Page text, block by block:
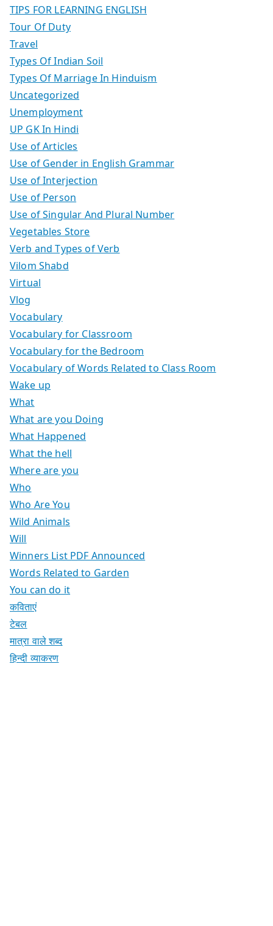
TIPS FOR LEARNING ENGLISH
Tour Of Duty
Travel
Types Of Indian Soil
Types Of Marriage In Hinduism
Uncategorized
Unemployment
UP GK In Hindi
Use of Articles
Use of Gender in English Grammar
Use of Interjection
Use of Person
Use of Singular And Plural Number
Vegetables Store
Verb and Types of Verb
Vilom Shabd
Virtual
Vlog
Vocabulary
Vocabulary for Classroom
Vocabulary for the Bedroom
Vocabulary of Words Related to Class Room
Wake up
What
What are you Doing
What Happened
What the hell
Where are you
Who
Who Are You
Wild Animals
Will
Winners List PDF Announced
Words Related to Garden
You can do it
कविताएं
टेबल
मात्रा वाले शब्द
हिन्दी व्याकरण